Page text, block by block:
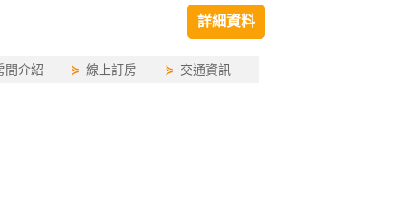
詳細資料
間介紹 ⋟線上訂房 ⋟ 交通資訊